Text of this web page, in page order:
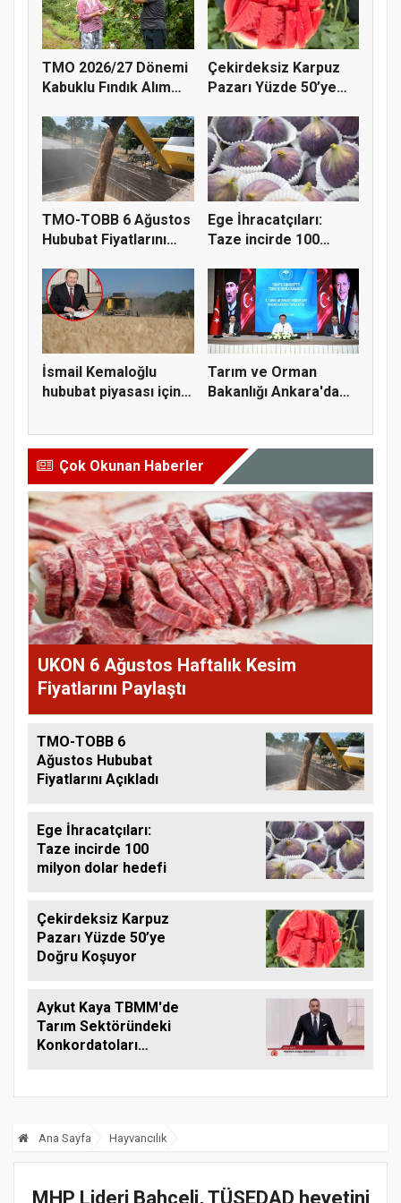
TMO 2026/27 Dönemi
Kabuklu Fındık Alım
Çekirdeksiz Karpuz
Pazarı Yüzde 50’ye
TMO-TOBB 6 Ağustos
Hububat Fiyatlarını
Ege İhracatçıları:
Taze incirde 100
İsmail Kemaloğlu
hububat piyasası için 4
Tarım ve Orman
Bakanlığı Ankara'da
Çok Okunan Haberler
UKON 6 Ağustos Haftalık Kesim
Fiyatlarını Paylaştı
TMO-TOBB 6
Ağustos Hububat
Fiyatlarını Açıkladı
Ege İhracatçıları:
Taze incirde 100
milyon dolar hedefi
Çekirdeksiz Karpuz
Pazarı Yüzde 50’ye
Doğru Koşuyor
Aykut Kaya TBMM'de
Tarım Sektöründeki
Konkordatoları
Ana Sayfa Hayvancılık
MHP Lideri Bahçeli, TÜSEDAD heyetini